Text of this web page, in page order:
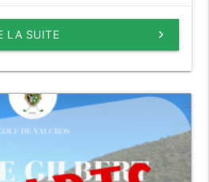
keyboard_arrow_right
LA SUITE